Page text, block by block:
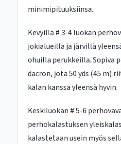
minimipituuksiinsa.
Kevyillä # 3-4 luokan
jokialueilla ja järvillä
ohuilla perukkeilla. Sopiva
dacron, jota 50 yds (45 m)
kalan kanssa yleensä hyvin.
Keskiluokan # 5-6
perhokalastuksen
kalastetaan usein myös